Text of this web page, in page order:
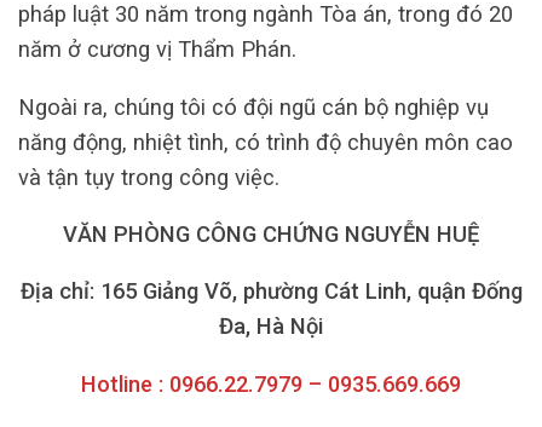
pháp luật 30 năm trong ngành Tòa án, trong đó 20
năm ở cương vị Thẩm Phán.
Ngoài ra, chúng tôi có đội ngũ cán bộ nghiệp vụ
năng động, nhiệt tình, có trình độ chuyên môn cao
và tận tụy trong công việc.
VĂN PHÒNG CÔNG CHỨNG NGUYỄN HUỆ
Địa chỉ: 165 Giảng Võ, phường Cát Linh, quận Đống
Đa, Hà Nội
Hotline : 0966.22.7979 – 0935.669.669